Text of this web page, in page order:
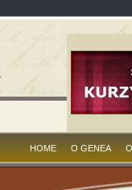
HOME O GENEA